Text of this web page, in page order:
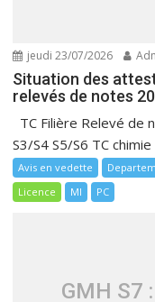
jeudi 23/07/2026
Situation des
relevés de notes
TC Filière Relevé de
S3/S4 S5/S6 TC chimie
Avis en vedette
Licence
MI PC
GMH S7